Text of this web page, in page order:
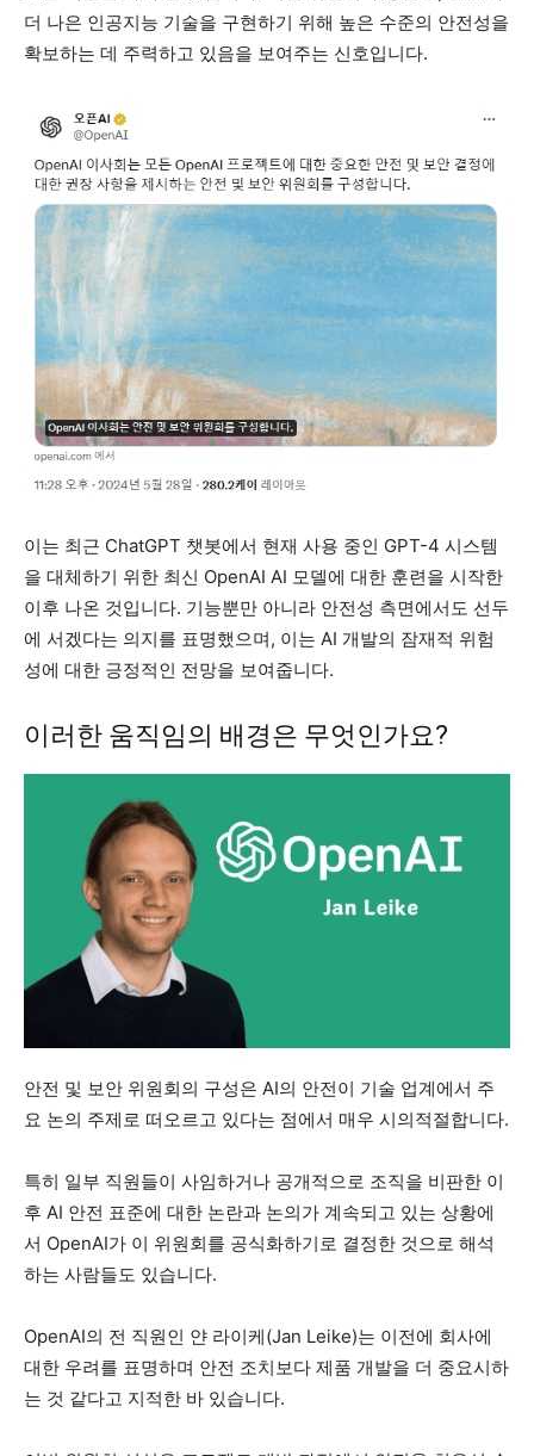
더 나은 인공지능 기술을 구현하기 위해 높은 수준의 안전성을
확보하는 데 주력하고 있음을 보여주는 신호입니다.
이는 최근 ChatGPT 챗봇에서 현재 사용 중인 GPT-4 시스템
을 대체하기 위한 최신 OpenAI AI 모델에 대한 훈련을 시작한
이후 나온 것입니다. 기능뿐만 아니라 안전성 측면에서도 선두
에 서겠다는 의지를 표명했으며, 이는 AI 개발의 잠재적 위험
성에 대한 긍정적인 전망을 보여줍니다.
이러한 움직임의 배경은 무엇인가요?
안전 및 보안 위원회의 구성은 AI의 안전이 기술 업계에서 주
요 논의 주제로 떠오르고 있다는 점에서 매우 시의적절합니다.
​특히 일부 직원들이 사임하거나 공개적으로 조직을 비판한 이
후 AI 안전 표준에 대한 논란과 논의가 계속되고 있는 상황에
서 OpenAI가 이 위원회를 공식화하기로 결정한 것으로 해석
하는 사람들도 있습니다.
​OpenAI의 전 직원인 얀 라이케(Jan Leike)는 이전에 회사에
대한 우려를 표명하며 안전 조치보다 제품 개발을 더 중요시하
는 것 같다고 지적한 바 있습니다.